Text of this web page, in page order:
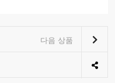
다음 상품